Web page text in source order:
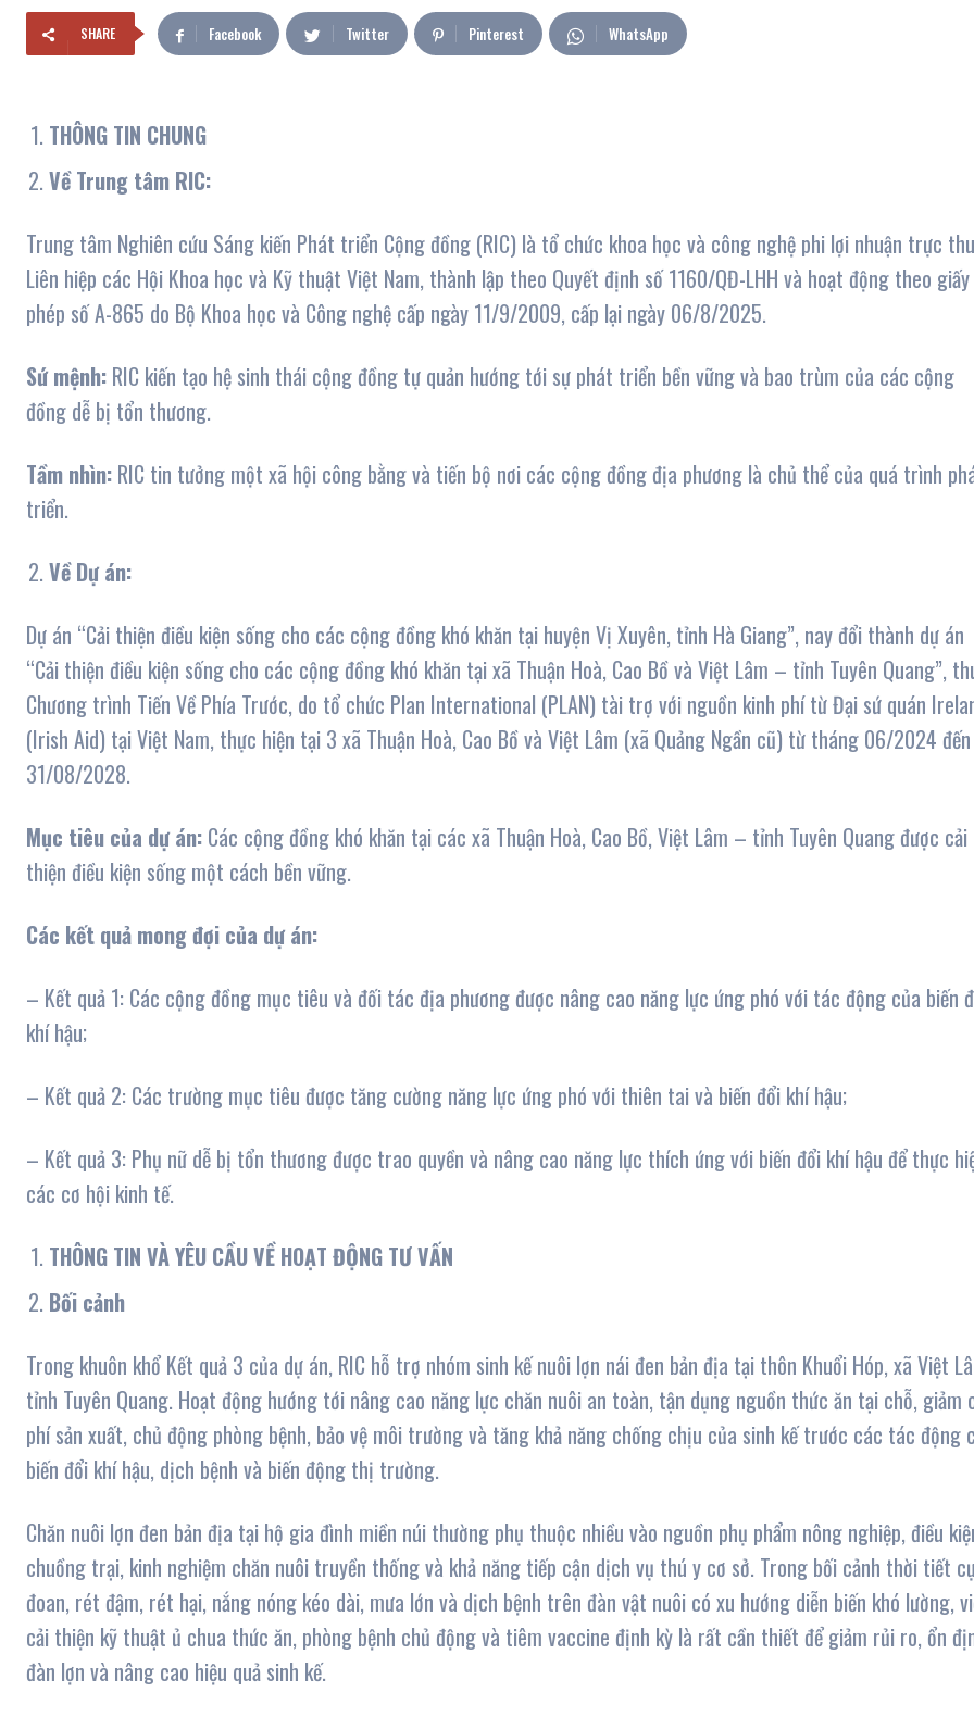
SHARE Facebook Twitter Pinterest WhatsApp
THÔNG TIN CHUNG
Về Trung tâm RIC:
Trung tâm Nghiên cứu Sáng kiến Phát triển Cộng đồng (RIC) là tổ chức khoa học và công nghệ phi lợi nhuận trực
Liên hiệp các Hội Khoa học và Kỹ thuật Việt Nam, thành lập theo Quyết định số 1160/QĐ-LHH và hoạt động theo giấy
phép số A-865 do Bộ Khoa học và Công nghệ cấp ngày 11/9/2009, cấp lại ngày 06/8/2025.
Sứ mệnh: RIC kiến tạo hệ sinh thái cộng đồng tự quản hướng tới sự phát triển bền vững và bao trùm của các cộng
đồng dễ bị tổn thương.
Tầm nhìn: RIC tin tưởng một xã hội công bằng và tiến bộ nơi các cộng đồng địa phương là chủ thể của quá trình
triển.
Về Dự án:
Dự án “Cải thiện điều kiện sống cho các cộng đồng khó khăn tại huyện Vị Xuyên, tỉnh Hà Giang”, nay đổi thành dự án
“Cải thiện điều kiện sống cho các cộng đồng khó khăn tại xã Thuận Hoà, Cao Bồ và Việt Lâm – tỉnh Tuyên Quang”,
Chương trình Tiến Về Phía Trước, do tổ chức Plan International (PLAN) tài trợ với nguồn kinh phí từ Đại sứ quán
(Irish Aid) tại Việt Nam, thực hiện tại 3 xã Thuận Hoà, Cao Bồ và Việt Lâm (xã Quảng Ngần cũ) từ tháng 06/2024 đến
31/08/2028.
Mục tiêu của dự án: Các cộng đồng khó khăn tại các xã Thuận Hoà, Cao Bồ, Việt Lâm – tỉnh Tuyên Quang được cải
thiện điều kiện sống một cách bền vững.
Các kết quả mong đợi của dự án:
– Kết quả 1: Các cộng đồng mục tiêu và đối tác địa phương được nâng cao năng lực ứng phó với tác động của biến
khí hậu;
– Kết quả 2: Các trường mục tiêu được tăng cường năng lực ứng phó với thiên tai và biến đổi khí hậu;
– Kết quả 3: Phụ nữ dễ bị tổn thương được trao quyền và nâng cao năng lực thích ứng với biến đổi khí hậu để thực
các cơ hội kinh tế.
THÔNG TIN VÀ YÊU CẦU VỀ HOẠT ĐỘNG TƯ VẤN
Bối cảnh
Trong khuôn khổ Kết quả 3 của dự án, RIC hỗ trợ nhóm sinh kế nuôi lợn nái đen bản địa tại thôn Khuổi Hóp, xã Việt
tỉnh Tuyên Quang. Hoạt động hướng tới nâng cao năng lực chăn nuôi an toàn, tận dụng nguồn thức ăn tại chỗ, giảm
phí sản xuất, chủ động phòng bệnh, bảo vệ môi trường và tăng khả năng chống chịu của sinh kế trước các tác động
biến đổi khí hậu, dịch bệnh và biến động thị trường.
Chăn nuôi lợn đen bản địa tại hộ gia đình miền núi thường phụ thuộc nhiều vào nguồn phụ phẩm nông nghiệp, điều
chuồng trại, kinh nghiệm chăn nuôi truyền thống và khả năng tiếp cận dịch vụ thú y cơ sở. Trong bối cảnh thời tiết
đoan, rét đậm, rét hại, nắng nóng kéo dài, mưa lớn và dịch bệnh trên đàn vật nuôi có xu hướng diễn biến khó lường,
cải thiện kỹ thuật ủ chua thức ăn, phòng bệnh chủ động và tiêm vaccine định kỳ là rất cần thiết để giảm rủi ro, ổn
đàn lợn và nâng cao hiệu quả sinh kế.